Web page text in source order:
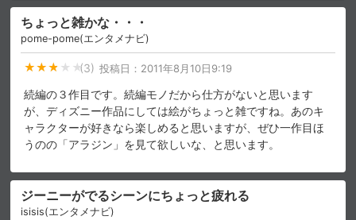
ちょっと雑かな・・・
pome-pome(エンタメナビ)
(3) 投稿日： 2011年8月10日9:19
続編の３作目です。続編モノだから仕方がないと思います
が、ディズニー作品にしては絵がちょっと雑ですね。あのキ
ャラクターが好きなら楽しめると思いますが、ぜひ一作目ほ
うのの「アラジン」を見て欲しいな、と思います。
ジーニーがでるシーンにちょっと疲れる
isisis(エンタメナビ)